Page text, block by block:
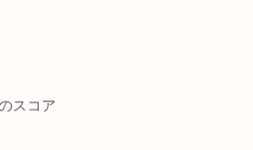
スコア